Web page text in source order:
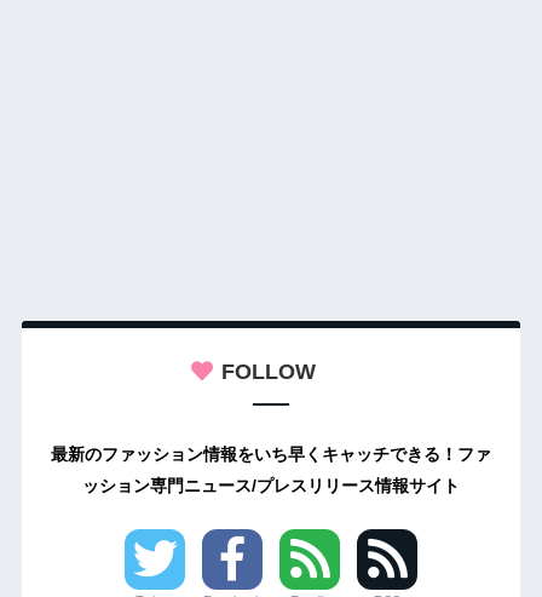
FOLLOW
最新のファッション情報をいち早くキャッチできる！ファ
ッション専門ニュース/プレスリリース情報サイト